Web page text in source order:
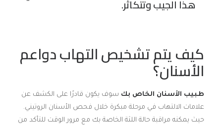
هذا الجيب وتتكاثر.
كيف يتم تشخيص التهاب دواعم
الأسنان؟
طبيب الأسنان الخاص بك سوف يكون قادرًا على الكشف عن
علامات الالتهاب في مرحلة مبكرة خلال فحص الأسنان الروتيني.
حيث يمكنه مراقبة حالة اللثة الخاصة بك مع مرور الوقت للتأكد من